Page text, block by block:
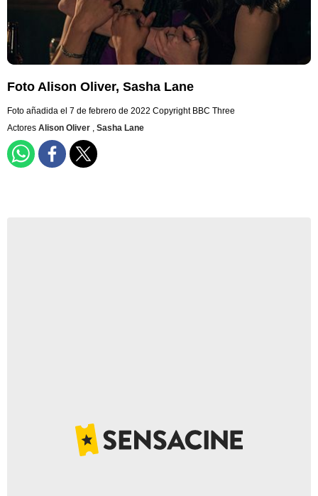
Foto Alison Oliver, Sasha Lane
Foto añadida el 7 de febrero de 2022 Copyright BBC Three
Actores Alison Oliver , Sasha Lane